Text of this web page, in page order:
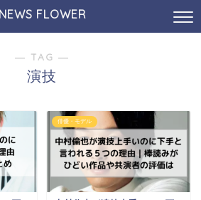
NEWS FLOWER
― TAG ―
演技
俳優・モデル